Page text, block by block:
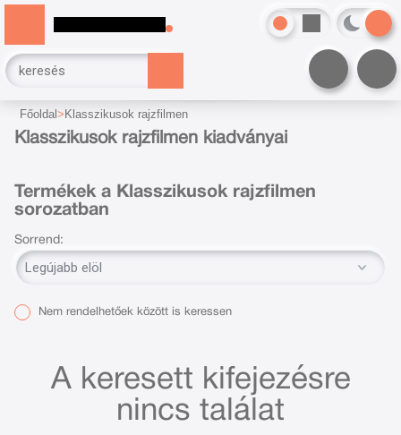
Főoldal Klasszikusok rajzfilmen
Klasszikusok rajzfilmen kiadványai
Termékek a Klasszikusok rajzfilmen
sorozatban
Sorrend:
Nem rendelhetőek között is keressen
A keresett kifejezésre
nincs találat